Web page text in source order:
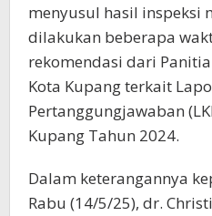
menyusul hasil inspeksi
dilakukan beberapa
rekomendasi dari Panitia
Kota Kupang terkait
Pertanggungjawaban
Kupang Tahun 2024.
Dalam keterangannya
Rabu (14/5/25), dr.